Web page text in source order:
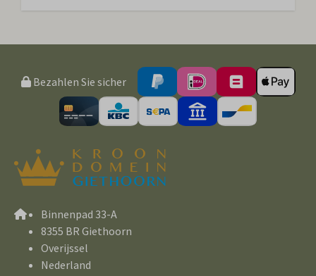
Bezahlen Sie sicher
Binnenpad 33-A
8355 BR Giethoorn
Overijssel
Nederland